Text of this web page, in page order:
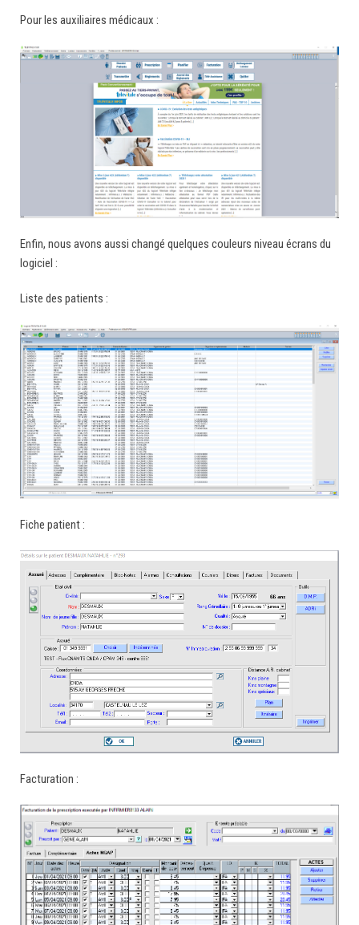
Pour les auxiliaires médicaux :
Enfin, nous avons aussi changé quelques couleurs niveau écrans du
logiciel :
Liste des patients :
Fiche patient :
Facturation :